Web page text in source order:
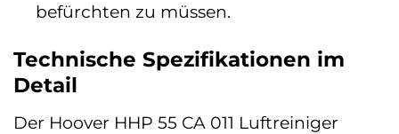
befürchten zu müssen.
Technische Spezifikationen im
Detail
Der Hoover HHP 55 CA 011 Luftreiniger